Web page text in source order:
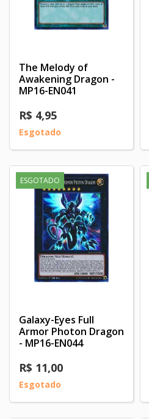
The Melody of
Awakening Dragon -
MP16-EN041
R$ 4,95
Esgotado
ESGOTADO
Galaxy-Eyes Full
Armor Photon Dragon
- MP16-EN044
R$ 11,00
Esgotado